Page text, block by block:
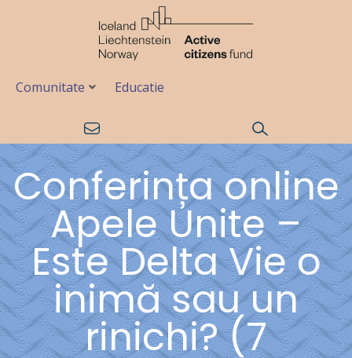
Comunitate Educatie
Conferința online
Apele Unite –
Este Delta Vie o
inimă sau un
rinichi? (7